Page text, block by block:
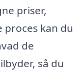
priser,
proces kan du
de
så du